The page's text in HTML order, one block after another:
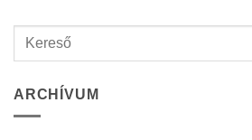
ARCHÍVUM